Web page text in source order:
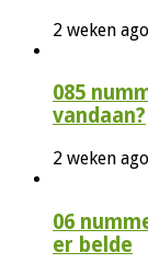
2 weken ago
085
vandaan?
2 weken ago
06
er belde